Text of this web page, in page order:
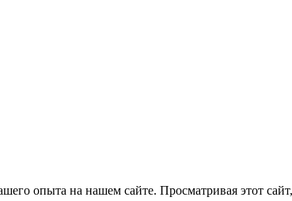
опыта на нашем сайте. Просматривая этот